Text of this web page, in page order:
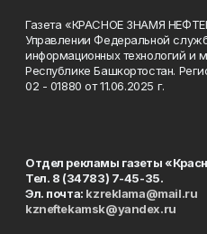
Газета «КРАСНОЕ ЗНАМЯ
Управлении Федеральной
информационных технологий и
Республике Башкортостан.
02 - 01880 от 11.06.2025 г.
Отдел рекламы газеты
Тел. 8 (34783) 7-45-35.
Эл. почта: kzreklama@mail.ru
kzneftekamsk@yandex.ru